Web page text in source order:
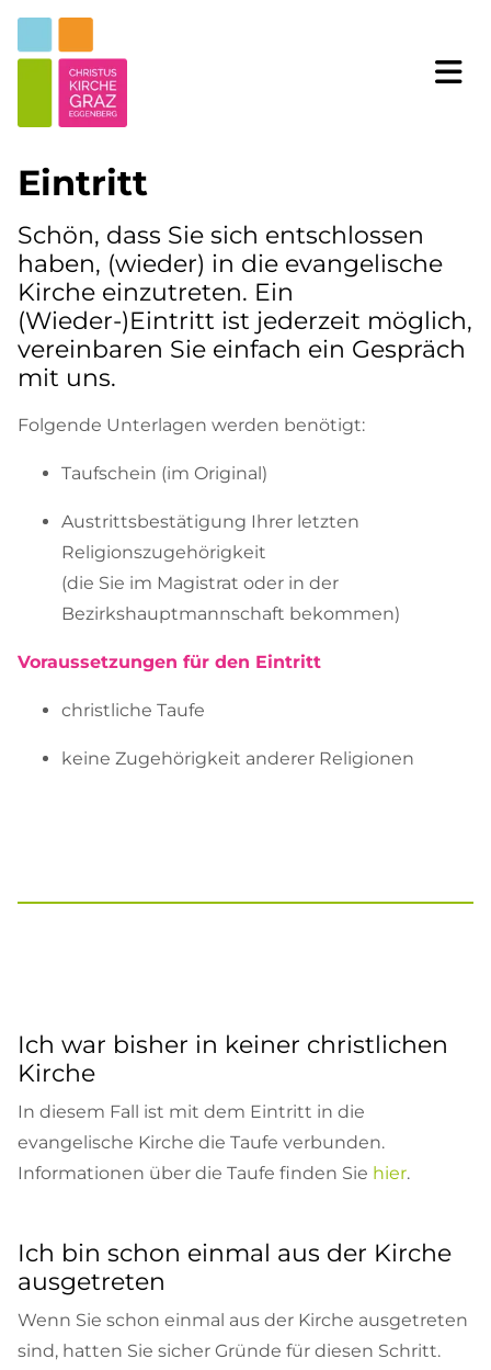
Eintritt
Schön, dass Sie sich entschlossen
haben, (wieder) in die evangelische
Kirche einzutreten. Ein
(Wieder-)Eintritt ist jederzeit möglich,
vereinbaren Sie einfach ein Gespräch
mit uns.
Folgende Unterlagen werden benötigt:
Taufschein (im Original)
Austrittsbestätigung Ihrer letzten
Religionszugehörigkeit
(die Sie im Magistrat oder in der
Bezirkshauptmannschaft bekommen)
Voraussetzungen für den Eintritt
christliche Taufe
keine Zugehörigkeit anderer Religionen
Ich war bisher in keiner christlichen
Kirche
In diesem Fall ist mit dem Eintritt in die
evangelische Kirche die Taufe verbunden.
Informationen über die Taufe finden Sie hier.
Ich bin schon einmal aus der Kirche
ausgetreten
Wenn Sie schon einmal aus der Kirche ausgetreten
sind, hatten Sie sicher Gründe für diesen Schritt.